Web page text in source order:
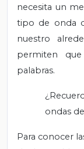
necesita un
tipo de onda
nuestro
permiten
palabras.
ondas
Para conocer